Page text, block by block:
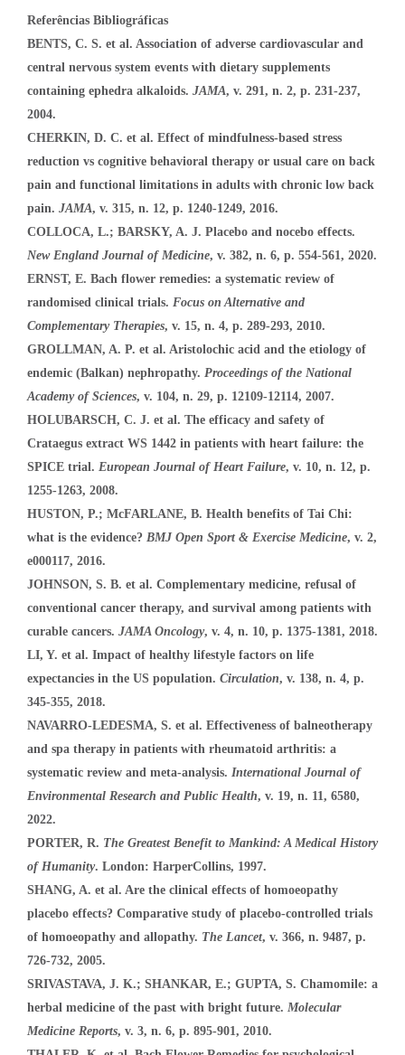
Referências Bibliográficas
BENTS, C. S. et al. Association of adverse cardiovascular and
central nervous system events with dietary supplements
containing ephedra alkaloids. JAMA, v. 291, n. 2, p. 231-237,
2004.
CHERKIN, D. C. et al. Effect of mindfulness-based stress
reduction vs cognitive behavioral therapy or usual care on back
pain and functional limitations in adults with chronic low back
pain. JAMA, v. 315, n. 12, p. 1240-1249, 2016.
COLLOCA, L.; BARSKY, A. J. Placebo and nocebo effects.
New England Journal of Medicine, v. 382, n. 6, p. 554-561, 2020.
ERNST, E. Bach flower remedies: a systematic review of
randomised clinical trials. Focus on Alternative and
Complementary Therapies, v. 15, n. 4, p. 289-293, 2010.
GROLLMAN, A. P. et al. Aristolochic acid and the etiology of
endemic (Balkan) nephropathy. Proceedings of the National
Academy of Sciences, v. 104, n. 29, p. 12109-12114, 2007.
HOLUBARSCH, C. J. et al. The efficacy and safety of
Crataegus extract WS 1442 in patients with heart failure: the
SPICE trial. European Journal of Heart Failure, v. 10, n. 12, p.
1255-1263, 2008.
HUSTON, P.; McFARLANE, B. Health benefits of Tai Chi:
what is the evidence? BMJ Open Sport & Exercise Medicine, v. 2,
e000117, 2016.
JOHNSON, S. B. et al. Complementary medicine, refusal of
conventional cancer therapy, and survival among patients with
curable cancers. JAMA Oncology, v. 4, n. 10, p. 1375-1381, 2018.
LI, Y. et al. Impact of healthy lifestyle factors on life
expectancies in the US population. Circulation, v. 138, n. 4, p.
345-355, 2018.
NAVARRO-LEDESMA, S. et al. Effectiveness of balneotherapy
and spa therapy in patients with rheumatoid arthritis: a
systematic review and meta-analysis. International Journal of
Environmental Research and Public Health, v. 19, n. 11, 6580,
2022.
PORTER, R. The Greatest Benefit to Mankind: A Medical History
of Humanity. London: HarperCollins, 1997.
SHANG, A. et al. Are the clinical effects of homoeopathy
placebo effects? Comparative study of placebo-controlled trials
of homoeopathy and allopathy. The Lancet, v. 366, n. 9487, p.
726-732, 2005.
SRIVASTAVA, J. K.; SHANKAR, E.; GUPTA, S. Chamomile: a
herbal medicine of the past with bright future. Molecular
Medicine Reports, v. 3, n. 6, p. 895-901, 2010.